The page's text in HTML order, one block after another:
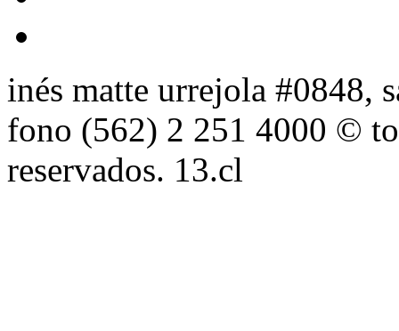
inés matte urrejola #0848,
fono (562) 2 251 4000 ©
reservados. 13.cl